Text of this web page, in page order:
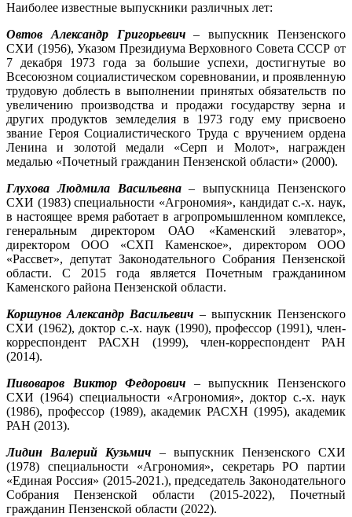
Наиболее известные выпускники различных лет:
Овтов Александр Григорьевич– выпускник Пензенского
СХИ (1956), Указом Президиума Верховного Совета СССР от
7 декабря 1973 года за большие успехи, достигнутые во
Всесоюзном социалистическом соревновании, и проявленную
трудовую доблесть в выполнении принятых обязательств по
увеличению производства и продажи государству зерна и
других продуктов земледелия в 1973 году ему присвоено
звание Героя Социалистического Труда с вручением ордена
Ленина и золотой медали «Серп и Молот», награжден
медалью «Почетный гражданин Пензенской области» (2000).
Глухова Людмила Васильевна– выпускница Пензенского
СХИ (1983) специальности «Агрономия», кандидат с.-х. наук,
в настоящее время работает в агропромышленном комплексе,
генеральным директором ОАО «Каменский элеватор»,
директором ООО «СХП Каменское», директором ООО
«Рассвет», депутат Законодательного Собрания Пензенской
области. С 2015 года является Почетным гражданином
Каменского района Пензенской области.
Коршунов Александр Васильевич – выпускник Пензенского
СХИ (1962), доктор с.-х. наук (1990), профессор (1991), член-
корреспондент РАСХН (1999), член-корреспондент РАН
(2014).
Пивоваров Виктор Федорович – выпускник Пензенского
СХИ (1964) специальности «Агрономия», доктор с.-х. наук
(1986), профессор (1989), академик РАСХН (1995), академик
РАН (2013).
Лидин Валерий Кузьмич – выпускник Пензенского СХИ
(1978) специальности «Агрономия», секретарь РО партии
«Единая Россия» (2015-2021.), председатель Законодательного
Собрания Пензенской области (2015-2022), Почетный
гражданин Пензенской области (2022).